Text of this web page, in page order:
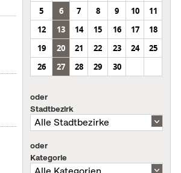
5
6 7 8 9 10
11
12
13 14 15 16 17
18
19
20 21 22 23 24
25
26
27 28 29 30
oder
Stadtbezirk
oder
Kategorie